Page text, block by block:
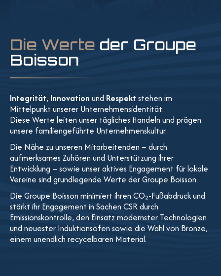
Die Werte der Groupe
Boisson
Integrität, Innovation und Respekt stehen im
Mittelpunkt unserer Unternehmensidentität.
Diese Werte leiten unser tägliches Handeln und prägen
unsere familiengeführte Unternehmenskultur.
Die Nähe zu unseren Mitarbeitenden – durch
aufmerksames Zuhören und Unterstützung ihrer
Entwicklung – sowie unser aktives Engagement für lokale
Vereine sind grundlegende Werte der Groupe Boisson.
Die Groupe Boisson minimiert ihren CO₂-Fußabdruck und
stärkt ihr Engagement in Sachen CSR durch
Emissionskontrolle, den Einsatz modernster Technologien
und neuester Induktionsöfen sowie die Wahl von Bronze,
einem unendlich recycelbaren Material.